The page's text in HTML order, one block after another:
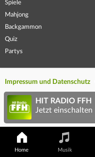
Spiele
Mahjong
Backgammon
Quiz
Partys
Impressum und Datenschutz
Home Musik
HIT RADIO FFH
Jetzt einschalten